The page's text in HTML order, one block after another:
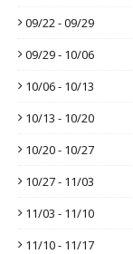
09/22 - 09/29
09/29 - 10/06
10/06 - 10/13
10/13 - 10/20
10/20 - 10/27
10/27 - 11/03
11/03 - 11/10
11/10 - 11/17